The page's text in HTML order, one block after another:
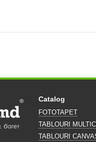
Catalog
FOTOTAPET
TABLOURI
TABLOURI